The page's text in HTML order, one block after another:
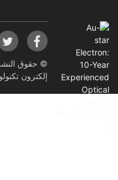
إلكترون